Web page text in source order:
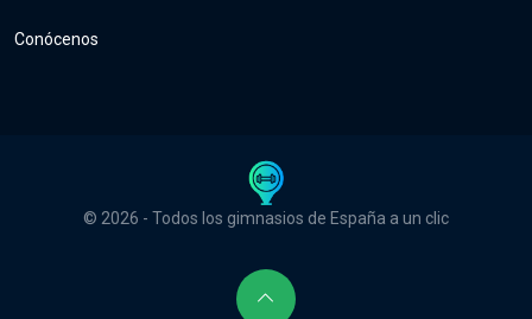
Conócenos
© 2026 - Todos los gimnasios de España a un clic